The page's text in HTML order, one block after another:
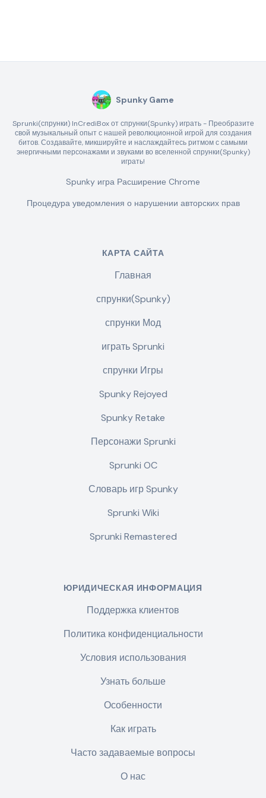
Spunky Game
Sprunki(спрунки) InCrediBox от спрунки(Spunky) играть - Преобразите
свой музыкальный опыт с нашей революционной игрой для создания
битов. Создавайте, микшируйте и наслаждайтесь ритмом с самыми
энергичными персонажами и звуками во вселенной спрунки(Spunky)
играть!
Spunky игра Расширение Chrome
Процедура уведомления о нарушении авторских прав
КАРТА САЙТА
Главная
спрунки(Spunky)
спрунки Мод
играть Sprunki
спрунки Игры
Spunky Rejoyed
Spunky Retake
Персонажи Sprunki
Sprunki OC
Словарь игр Spunky
Sprunki Wiki
Sprunki Remastered
ЮРИДИЧЕСКАЯ ИНФОРМАЦИЯ
Поддержка клиентов
Политика конфиденциальности
Условия использования
Узнать больше
Особенности
Как играть
Часто задаваемые вопросы
О нас